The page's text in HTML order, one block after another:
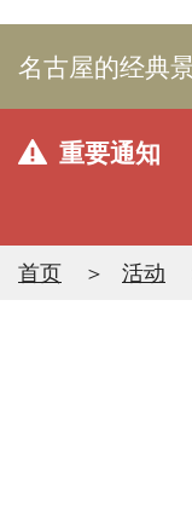
名古屋的经典
重要通知
首页 活动